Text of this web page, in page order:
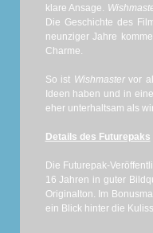
klare Ansage.
Die Geschichte des
neunziger Jahre
Charme.
So ist Wishmastervor
Ideen haben und in
eher unterhaltsam als
Details des Futurepaks
Die Futurepak-
16 Jahren in guter
Originalton. Im
ein Blick hinter die